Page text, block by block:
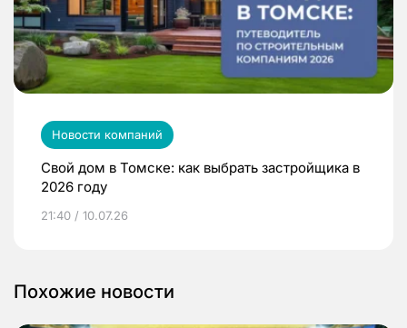
Новости компаний
Свой дом в Томске: как выбрать застройщика в
2026 году
21:40 / 10.07.26
Похожие новости